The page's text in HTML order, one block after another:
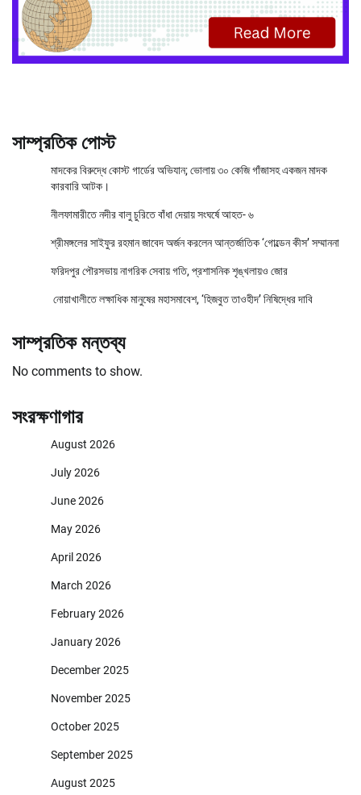
সাম্প্রতিক পোস্ট
মাদকের বিরুদ্ধে কোস্ট গার্ডের অভিযান; ভোলায় ৩০ কেজি গাঁজাসহ একজন মাদক
কারবারি আটক।
নীলফামারীতে নদীর বালু চুরিতে বাঁধা দেয়ায় সংঘর্ষে আহত- ৬
শ্রীমঙ্গলের সাইফুর রহমান জাবেদ অর্জন করলেন আন্তর্জাতিক ‘গোল্ডেন কীস’ সম্মাননা
ফরিদপুর পৌরসভায় নাগরিক সেবায় গতি, প্রশাসনিক শৃঙ্খলায়ও জোর
নোয়াখালীতে লক্ষাধিক মানুষের মহাসমাবেশ, ‘হিজবুত তাওহীদ’ নিষিদ্ধের দাবি
সাম্প্রতিক মন্তব্য
No comments to show.
সংরক্ষণাগার
August 2026
July 2026
June 2026
May 2026
April 2026
March 2026
February 2026
January 2026
December 2025
November 2025
October 2025
September 2025
August 2025